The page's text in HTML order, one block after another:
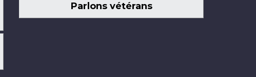
Parlons vétérans